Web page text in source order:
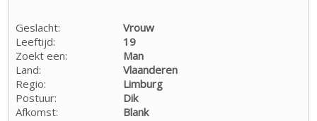
Geslacht:
Vrouw
Leeftijd:
19
Zoekt een:
Man
Land:
Vlaanderen
Regio:
Limburg
Postuur:
Dik
Afkomst:
Blank